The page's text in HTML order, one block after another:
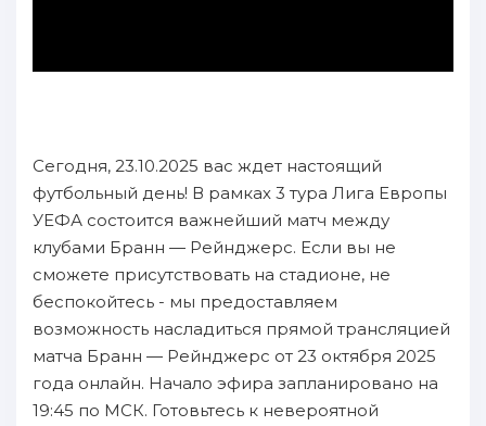
Сегодня, 23.10.2025 вас ждет настоящий
футбольный день! В рамках 3 тура Лига Европы
УЕФА состоится важнейший матч между
клубами Бранн — Рейнджерс. Если вы не
сможете присутствовать на стадионе, не
беспокойтесь - мы предоставляем
возможность насладиться прямой трансляцией
матча Бранн — Рейнджерс от 23 октября 2025
года онлайн. Начало эфира запланировано на
19:45 по МСК. Готовьтесь к невероятной